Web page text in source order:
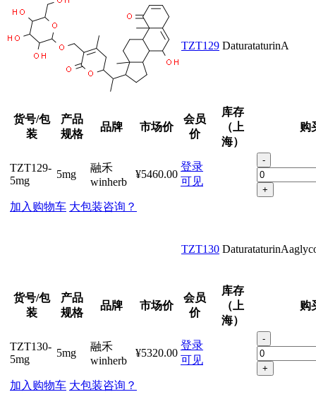
TZT129 DaturataturinA
货号/包
装
产品
规格
品牌 市场价
会员
价
库存
（上
海）
购
TZT129-
5mg
5mg
融禾
winherb
¥5460.00
登录
可见
-
+
加入购物车 大包装咨询？
TZT130
货号/包
装
产品
规格
品牌 市场价
会员
价
库存
（上
海）
购
TZT130-
5mg
5mg
融禾
winherb
¥5320.00
登录
可见
-
+
加入购物车 大包装咨询？